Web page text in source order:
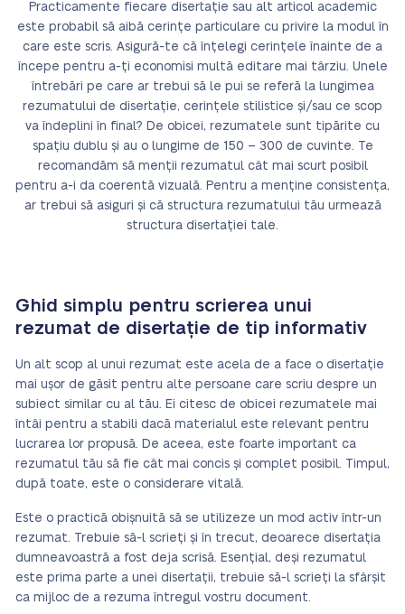
Practicamente fiecare disertație sau alt articol academic
este probabil să aibă cerințe particulare cu privire la modul în
care este scris. Asigură-te că înțelegi cerințele înainte de a
începe pentru a-ți economisi multă editare mai târziu. Unele
întrebări pe care ar trebui să le pui se referă la lungimea
rezumatului de disertație, cerințele stilistice și/sau ce scop
va îndeplini în final? De obicei, rezumatele sunt tipărite cu
spațiu dublu și au o lungime de 150 – 300 de cuvinte. Te
recomandăm să menții rezumatul cât mai scurt posibil
pentru a-i da coerentă vizuală. Pentru a menține consistența,
ar trebui să asiguri și că structura rezumatului tău urmează
structura disertației tale.
Ghid simplu pentru scrierea unui
rezumat de disertație de tip informativ
Un alt scop al unui rezumat este acela de a face o disertație
mai ușor de găsit pentru alte persoane care scriu despre un
subiect similar cu al tău. Ei citesc de obicei rezumatele mai
întâi pentru a stabili dacă materialul este relevant pentru
lucrarea lor propusă. De aceea, este foarte important ca
rezumatul tău să fie cât mai concis și complet posibil. Timpul,
după toate, este o considerare vitală.
Este o practică obișnuită să se utilizeze un mod activ într-un
rezumat. Trebuie să-l scrieți și în trecut, deoarece disertația
dumneavoastră a fost deja scrisă. Esențial, deși rezumatul
este prima parte a unei disertații, trebuie să-l scrieți la sfârșit
ca mijloc de a rezuma întregul vostru document.